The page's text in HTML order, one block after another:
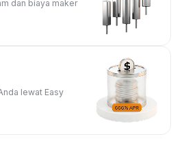
dan biaya maker
lewat Easy